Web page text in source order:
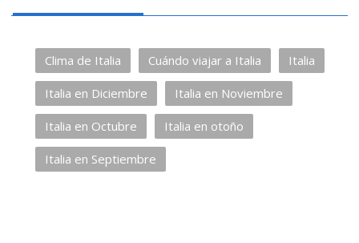
Clima de Italia Cuándo viajar a Italia Italia
Italia en Diciembre Italia en Noviembre
Italia en Octubre Italia en otoño
Italia en Septiembre